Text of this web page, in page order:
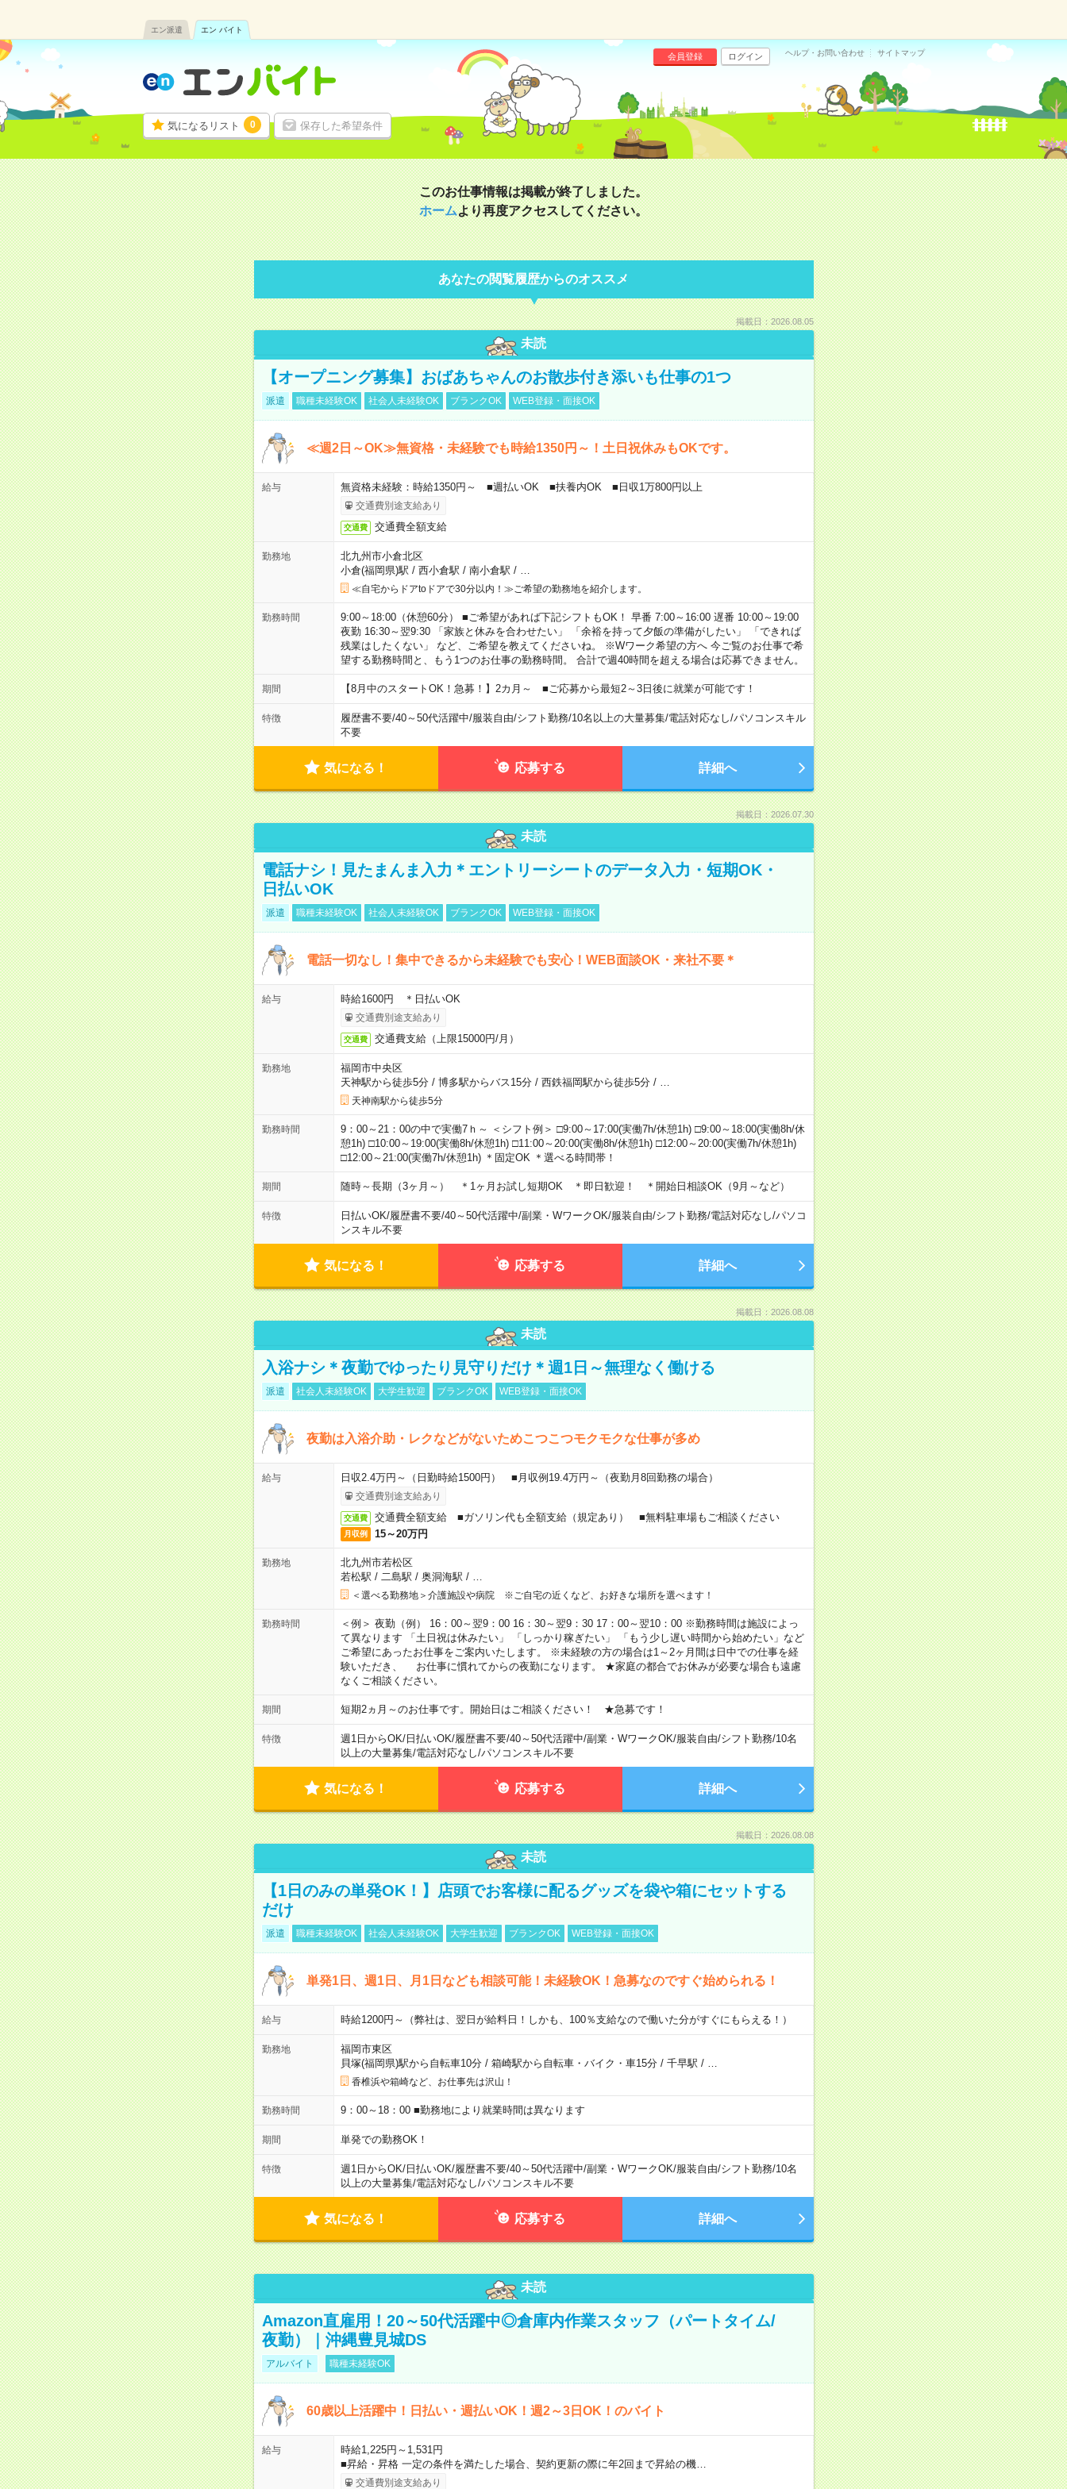
エン派遣 エン バイト
気になるリスト 0 保存した希望条件
会員登録 ログイン ヘルプ・お問い合わせ サイトマップ
このお仕事情報は掲載が終了しました。
ホームより再度アクセスしてください。
あなたの閲覧履歴からのオススメ
掲載日：2026.08.05
未読
【オープニング募集】おばあちゃんのお散歩付き添いも仕事の1つ
派遣 職種未経験OK 社会人未経験OK ブランクOK WEB登録・面接OK
≪週2日～OK≫無資格・未経験でも時給1350円～！土日祝休みもOKです。
給与 無資格未経験：時給1350円～ ■週払いOK ■扶養内OK ■日収1万800円以上
交通費別途支給あり
交通費 交通費全額支給
勤務地
北九州市小倉北区
小倉(福岡県)駅 / 西小倉駅 / 南小倉駅 / …
≪自宅からドアtoドアで30分以内！≫ご希望の勤務地を紹介します。
勤務時間
9:00～18:00（休憩60分） ■ご希望があれば下記シフトもOK！ 早番 7:00～16:00 遅番 10:00～19:00
夜勤 16:30～翌9:30 「家族と休みを合わせたい」 「余裕を持って夕飯の準備がしたい」 「できれば
残業はしたくない」 など、ご希望を教えてくださいね。 ※Wワーク希望の方へ 今ご覧のお仕事で希
望する勤務時間と、もう1つのお仕事の勤務時間。 合計で週40時間を超える場合は応募できません。
期間 【8月中のスタートOK！急募！】2カ月～ ■ご応募から最短2～3日後に就業が可能です！
特徴 履歴書不要/40～50代活躍中/服装自由/シフト勤務/10名以上の大量募集/電話対応なし/パソコンスキル
不要
気になる！ 応募する 詳細へ
掲載日：2026.07.30
未読
電話ナシ！見たまんま入力＊エントリーシートのデータ入力・短期OK・
日払いOK
派遣 職種未経験OK 社会人未経験OK ブランクOK WEB登録・面接OK
電話一切なし！集中できるから未経験でも安心！WEB面談OK・来社不要＊
給与 時給1600円 ＊日払いOK
交通費別途支給あり
交通費 交通費支給（上限15000円/月）
勤務地
福岡市中央区
天神駅から徒歩5分/ 博多駅からバス15分/ 西鉄福岡駅から徒歩5分/ …
天神南駅から徒歩5分
勤務時間
9：00～21：00の中で実働7ｈ～ ＜シフト例＞ □9:00～17:00(実働7h/休憩1h) □9:00～18:00(実働8h/休
憩1h) □10:00～19:00(実働8h/休憩1h) □11:00～20:00(実働8h/休憩1h) □12:00～20:00(実働7h/休憩1h)
□12:00～21:00(実働7h/休憩1h) ＊固定OK ＊選べる時間帯！
期間 随時～長期（3ヶ月～） ＊1ヶ月お試し短期OK ＊即日歓迎！ ＊開始日相談OK（9月～など）
特徴 日払いOK/履歴書不要/40～50代活躍中/副業・WワークOK/服装自由/シフト勤務/電話対応なし/パソコ
ンスキル不要
気になる！ 応募する 詳細へ
掲載日：2026.08.08
未読
入浴ナシ＊夜勤でゆったり見守りだけ＊週1日～無理なく働ける
派遣 社会人未経験OK 大学生歓迎 ブランクOK WEB登録・面接OK
夜勤は入浴介助・レクなどがないためこつこつモクモクな仕事が多め
給与 日収2.4万円～（日勤時給1500円） ■月収例19.4万円～（夜勤月8回勤務の場合）
交通費別途支給あり
交通費 交通費全額支給 ■ガソリン代も全額支給（規定あり） ■無料駐車場もご相談ください
月収例 15～20万円
勤務地
北九州市若松区
若松駅 / 二島駅 / 奥洞海駅 / …
＜選べる勤務地＞介護施設や病院 ※ご自宅の近くなど、お好きな場所を選べます！
勤務時間
＜例＞ 夜勤（例） 16：00～翌9：00 16：30～翌9：30 17：00～翌10：00 ※勤務時間は施設によっ
て異なります 「土日祝は休みたい」 「しっかり稼ぎたい」 「もう少し遅い時間から始めたい」など
ご希望にあったお仕事をご案内いたします。 ※未経験の方の場合は1～2ヶ月間は日中での仕事を経
験いただき、 お仕事に慣れてからの夜勤になります。 ★家庭の都合でお休みが必要な場合も遠慮
なくご相談ください。
期間 短期2ヵ月～のお仕事です。開始日はご相談ください！ ★急募です！
特徴 週1日からOK/日払いOK/履歴書不要/40～50代活躍中/副業・WワークOK/服装自由/シフト勤務/10名
以上の大量募集/電話対応なし/パソコンスキル不要
気になる！ 応募する 詳細へ
掲載日：2026.08.08
未読
【1日のみの単発OK！】店頭でお客様に配るグッズを袋や箱にセットする
だけ
派遣 職種未経験OK 社会人未経験OK 大学生歓迎 ブランクOK WEB登録・面接OK
単発1日、週1日、月1日なども相談可能！未経験OK！急募なのですぐ始められる！
給与 時給1200円～（弊社は、翌日が給料日！しかも、100％支給なので働いた分がすぐにもらえる！）
勤務地
福岡市東区
貝塚(福岡県)駅から自転車10分/ 箱崎駅から自転車・バイク・車15分/ 千早駅 / …
香椎浜や箱崎など、お仕事先は沢山！
勤務時間 9：00～18：00 ■勤務地により就業時間は異なります
期間 単発での勤務OK！
特徴 週1日からOK/日払いOK/履歴書不要/40～50代活躍中/副業・WワークOK/服装自由/シフト勤務/10名
以上の大量募集/電話対応なし/パソコンスキル不要
気になる！ 応募する 詳細へ
未読
Amazon直雇用！20～50代活躍中◎倉庫内作業スタッフ（パートタイム/
夜勤）｜沖縄豊見城DS
アルバイト 職種未経験OK
60歳以上活躍中！日払い・週払いOK！週2～3日OK！のバイト
給与
時給1,225円～1,531円
■昇給・昇格 一定の条件を満たした場合、契約更新の際に年2回まで昇給の機…
交通費別途支給あり